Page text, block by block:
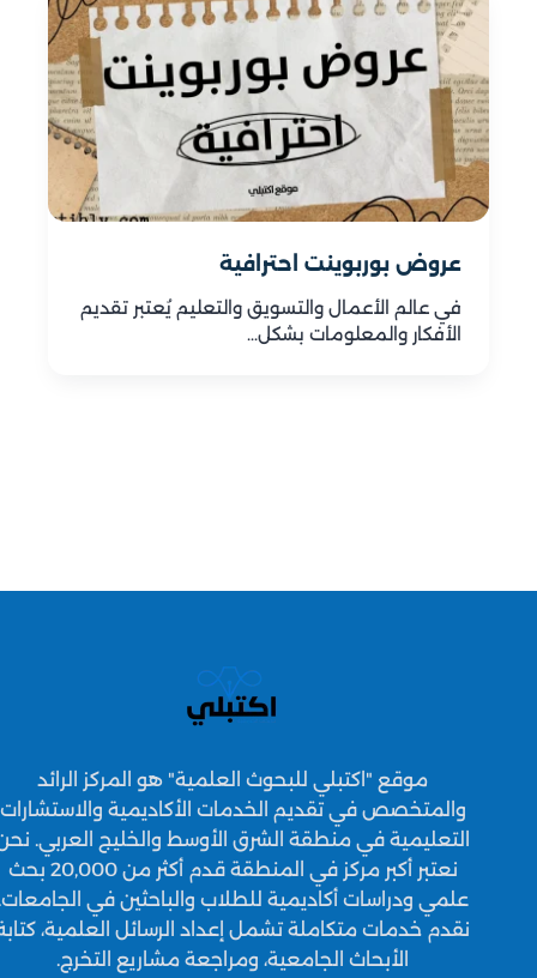
عروض بوربوينت احترافية
في عالم الأعمال والتسويق والتعليم يُعتبر تقديم
الأفكار والمعلومات بشكل…
موقع "اكتبلي للبحوث العلمية" هو المركز الرائد
والمتخصص في تقديم الخدمات الأكاديمية والاستشارات
التعليمية في منطقة الشرق الأوسط والخليج العربي. نحن
نعتبر أكبر مركز في المنطقة قدم أكثر من 20,000 بحث
علمي ودراسات أكاديمية للطلاب والباحثين في الجامعات.
نقدم خدمات متكاملة تشمل إعداد الرسائل العلمية، كتابة
الأبحاث الجامعية، ومراجعة مشاريع التخرج.